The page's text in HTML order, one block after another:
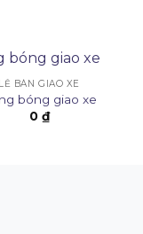
LỄ BÀN GIAO XE
bóng giao xe
0 ₫